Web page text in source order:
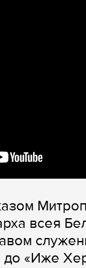
всея
до «Иже